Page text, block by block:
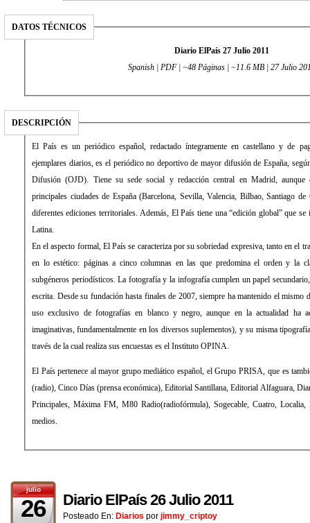
DATOS TÉCNICOS
Diario ElPaís 27 Julio 2011
Spanish | PDF | ~48 Páginas | ~11.6 MB | 27 Julio
DESCRIPCIÓN
El País es un periódico español, redactado íntegramente en castellano y de pago. Con una media de 431.034
ejemplares diarios, es el periódico no deportivo de mayor difusión de España, según la Oficina de Justificación de la
Difusión (OJD). Tiene su sede social y redacción central en Madrid, aunque cuenta con delegaciones en las
principales ciudades de España (Barcelona, Sevilla, Valencia, Bilbao, Santiago de Compostela) desde las que edita
diferentes ediciones territoriales. Además, El País tiene una “edición global” que se imprime y distribuye en América
Latina.
En el aspecto formal, El País se caracteriza por su sobriedad expresiva, tanto en el tratamiento de la información como
en lo estético: páginas a cinco columnas en las que predomina el orden y la clara distribución de los distintos
subgéneros periodísticos. La fotografía y la infografía cumplen un papel secundario, de mero apoyo a la información
escrita. Desde su fundación hasta finales de 2007, siempre ha mantenido el mismo diseño, sin apenas evolución (con
uso exclusivo de fotografías en blanco y negro, aunque en la actualidad ha aceptado el color y formas más
imaginativas, fundamentalmente en los diversos suplementos), y su misma tipografía: la Times Roman. La empresa a
través de la cual realiza sus encuestas es el Instituto OPINA.
El País pertenece al mayor grupo mediático español, el Grupo PRISA, que es también propietario de la Cadena SER
(radio), Cinco Días (prensa económica), Editorial Santillana, Editorial Alfaguara, Diario As (prensa deportiva), Los 40
Principales, Máxima FM, M80 Radio(radiofórmula), Sogecable, Cuatro, Localia, Digital+ (televisión), entre otros
medios.
julio
26 Diario ElPaís 26 Julio 2011
Posteado En: Diarios por jimmy_criptoy